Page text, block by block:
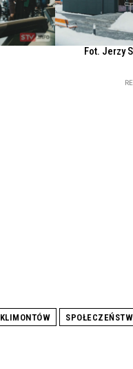
Fot. Jerzy
KLIMONTÓW